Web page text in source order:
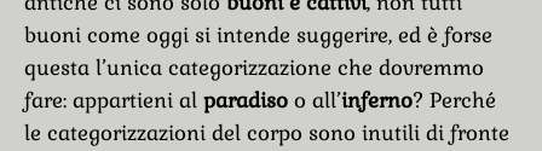
buoni come oggi si intende suggerire, ed è forse
questa l’unica categorizzazione che dovremmo
fare: appartieni al paradiso o all’inferno? Perché
le categorizzazioni del corpo sono inutili di fronte